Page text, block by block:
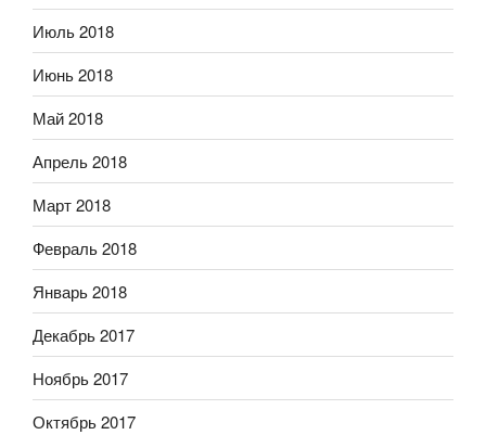
Июль 2018
Июнь 2018
Май 2018
Апрель 2018
Март 2018
Февраль 2018
Январь 2018
Декабрь 2017
Ноябрь 2017
Октябрь 2017